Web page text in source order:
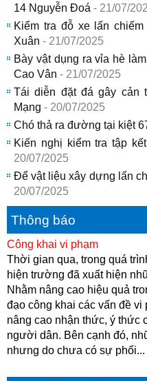
14 Nguyễn Đoá - 21/07/
Kiểm tra đỗ xe lấn
Xuân - 21/07/2025
Bày vật dụng ra vỉa hè
Cao Vân - 21/07/2025
Tái diễn đặt đá gây cản
Mạng - 20/07/2025
Chó thả ra đường tại kiệt
Kiến nghị kiểm tra tập
20/07/2025
Để vật liệu xây dựng lấn
20/07/2025
Thông báo
Công khai vi phạm
Thời gian qua, trong quá
hiện trường đã xuất hiện
Nhằm nâng cao hiệu quả
đạo công khai các vấn đề vi
nâng cao nhận thức, ý thức
người dân. Bên cạnh đó,
nhưng do chưa có sự phối...